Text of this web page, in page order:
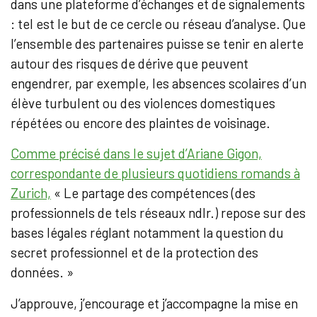
dans une plateforme d’échanges et de signalements
: tel est le but de ce cercle ou réseau d’analyse. Que
l’ensemble des partenaires puisse se tenir en alerte
autour des risques de dérive que peuvent
engendrer, par exemple, les absences scolaires d’un
élève turbulent ou des violences domestiques
répétées ou encore des plaintes de voisinage.
Comme précisé dans le sujet d’Ariane Gigon,
correspondante de plusieurs quotidiens romands à
Zurich, « Le partage des compétences (des
professionnels de tels réseaux ndlr.) repose sur des
bases légales réglant notamment la question du
secret professionnel et de la protection des
données. »
J’approuve, j’encourage et j’accompagne la mise en